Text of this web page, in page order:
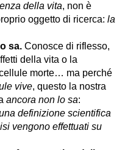
della vita, non è
oggetto di ricerca: la
sa. Conosce di riflesso,
della vita o la
morte… ma perché
vive, questo la nostra
ancora non lo sa:
definizione scientifica
vengono effettuati su